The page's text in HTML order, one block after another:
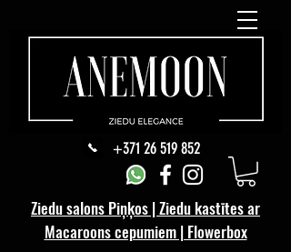
+371 26 519 852
Ziedu salons Piņķos | Ziedu kastītes ar
Macaroons cepumiem | Flowerbox